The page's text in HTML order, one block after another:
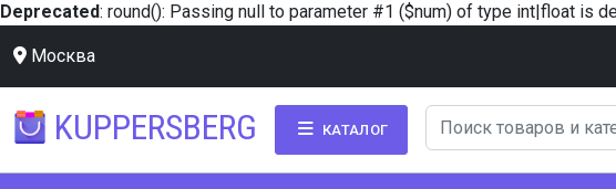
Deprecated: round(): Passing null to parameter #1 ($num) of type int|float is
Москва
KUPPERSBERG КАТАЛОГ